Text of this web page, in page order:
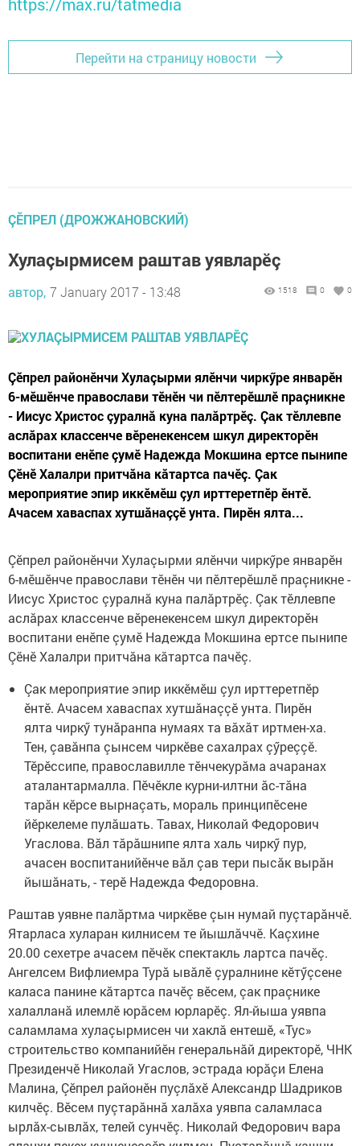
https://max.ru/tatmedia
Перейти на страницу новости
ÇĔПРЕЛ (ДРОЖЖАНОВСКИЙ)
Хулаçырмисем раштав уявларӗç
автор, 7 January 2017 - 13:48 1518 0 0
Çӗпрел районӗнчи Хулаçырми ялӗнчи чиркӳре январӗн
6-мӗшӗнче православи тӗнӗн чи пӗлтерӗшлӗ праçникне
- Иисус Христос çуралнă куна палăртрӗç. Çак тӗллевпе
аслăрах классенче вӗренекенсем шкул директорӗн
воспитани енӗпе çумӗ Надежда Мокшина ертсе пынипе
Çӗнӗ Халалри притчăна кăтартса пачӗç. Çак
мероприятие эпир иккӗмӗш çул ирттеретпӗр ӗнтӗ.
Ачасем хаваспах хутшăнаççӗ унта. Пирӗн ялта...
Çӗпрел районӗнчи Хулаçырми ялӗнчи чиркӳре январӗн
6-мӗшӗнче православи тӗнӗн чи пӗлтерӗшлӗ праçникне -
Иисус Христос çуралнă куна палăртрӗç. Çак тӗллевпе
аслăрах классенче вӗренекенсем шкул директорӗн
воспитани енӗпе çумӗ Надежда Мокшина ертсе пынипе
Çӗнӗ Халалри притчăна кăтартса пачӗç.
Çак мероприятие эпир иккӗмӗш çул ирттеретпӗр
ӗнтӗ. Ачасем хаваспах хутшăнаççӗ унта. Пирӗн
ялта чиркӳ тунăранпа нумаях та вăхăт иртмен-ха.
Тен, çавăнпа çынсем чиркӗве сахалрах çӳреççӗ.
Тӗрӗссипе, православилле тӗнчекурăма ачаранах
аталантармалла. Пӗчӗкле курни-илтни ăс-тăна
тарăн кӗрсе вырнаçать, мораль принципӗсене
йӗркелеме пулăшать. Тавах, Николай Федорович
Угаслова. Вăл тăрăшнипе ялта халь чиркӳ пур,
ачасен воспитанийӗнче вăл çав тери пысăк вырăн
йышăнать, - терӗ Надежда Федоровна.
Раштав уявне палăртма чиркӗве çын нумай пуçтарăнчӗ.
Ятарласа хуларан килнисем те йышлăччӗ. Каçхине
20.00 сехетре ачасем пӗчӗк спектакль лартса пачӗç.
Ангелсем Вифлиемра Турă ывăлӗ çуралнине кӗтӳçсене
каласа панине кăтартса пачӗç вӗсем, çак праçнике
халалланă илемлӗ юрăсем юрларӗç. Ял-йыша уявпа
саламлама хулаçырмисен чи хаклă ентешӗ, «Тус»
строительство компанийӗн генеральнăй директорӗ, ЧНК
Президенчӗ Николай Угаслов, эстрада юрăçи Елена
Малина, Çӗпрел районӗн пуçлăхӗ Александр Шадриков
килчӗç. Вӗсем пуçтарăннă халăха уявпа саламласа
ырлăх-сывлăх, телей сунчӗç. Николай Федорович вара